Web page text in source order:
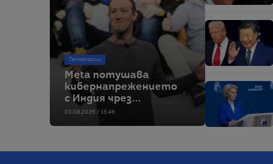
Технологии
Meta потушава
кибернапрежението
с Индия чрез
извинения
05.08.2026 / 15:46